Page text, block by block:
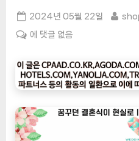
Posted
on
2024년 05월 22일 By
[잇
나
우
ㅣ
인
기
상
에 댓글 없음